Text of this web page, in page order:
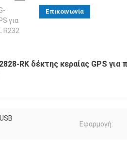
για
R232
Επικοινωνία
RK δέκτης κεραίας GPS για
Εφαρμογή: